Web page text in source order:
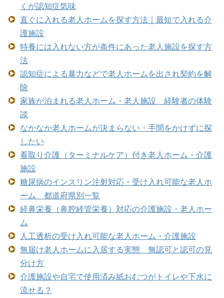
くが認知症気味
直ぐに入れる老人ホームを探す方法｜最短で入れる介
護施設
特養には入れない方が条件にあった老人施設を探す方
法
認知症による暴力などで老人ホームを出され契約を解
除
家族が泊まれる老人ホーム・老人施設 経験者の体験
談
なかなか老人ホームが決まらない・手間をかけずに探
したい
看取り介護（ターミナルケア）付き老人ホーム・介護
施設
糖尿病のインスリン注射対応・受け入れ可能な老人ホ
ーム 都道府県別一覧
経鼻栄養（鼻腔経管栄養）対応の介護施設・老人ホー
ム
人工透析の受け入れ可能な老人ホーム・介護施設
無届け老人ホームに入居する実態 無認可と認可の見
分け方
介護施設や自宅で使用済み紙おむつがトイレや下水に
流せる？